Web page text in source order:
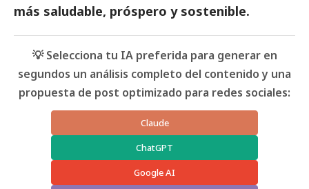
más saludable, próspero y sostenible.
💡 Selecciona tu IA preferida para generar en
segundos un análisis completo del contenido y una
propuesta de post optimizado para redes sociales:
Claude
ChatGPT
Google AI